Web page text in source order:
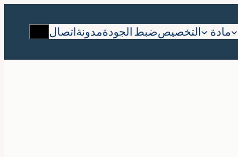
مادة التخصيصضبط الجودةمدونةاتصال